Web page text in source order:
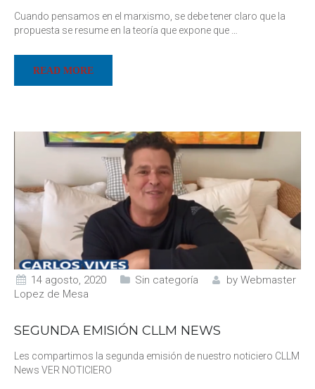
Cuando pensamos en el marxismo, se debe tener claro que la
propuesta se resume en la teoría que expone que
READ MORE
14 agosto, 2020 Sin categoría by Webmaster
Lopez de Mesa
SEGUNDA EMISIÓN CLLM NEWS
Les compartimos la segunda emisión de nuestro noticiero CLLM
News VER NOTICIERO